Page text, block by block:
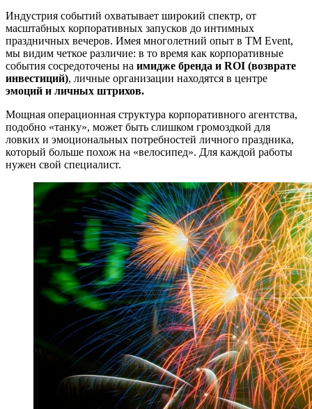
Индустрия событий охватывает широкий спектр, от
масштабных корпоративных запусков до интимных
праздничных вечеров. Имея многолетний опыт в TM Event,
мы видим четкое различие: в то время как корпоративные
события сосредоточены на имидже бренда и ROI (возврате
инвестиций), личные организации находятся в центре
эмоций и личных штрихов.
Мощная операционная структура корпоративного агентства,
подобно «танку», может быть слишком громоздкой для
ловких и эмоциональных потребностей личного праздника,
который больше похож на «велосипед». Для каждой работы
нужен свой специалист.